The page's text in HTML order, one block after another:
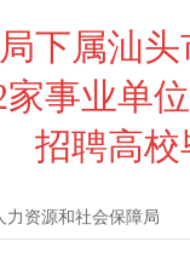
下属汕
事业单
招聘高
力资源和社会保障局